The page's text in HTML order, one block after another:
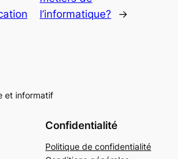
l’informatique?
→
et informatif
Confidentialité
Politique de confidentialité